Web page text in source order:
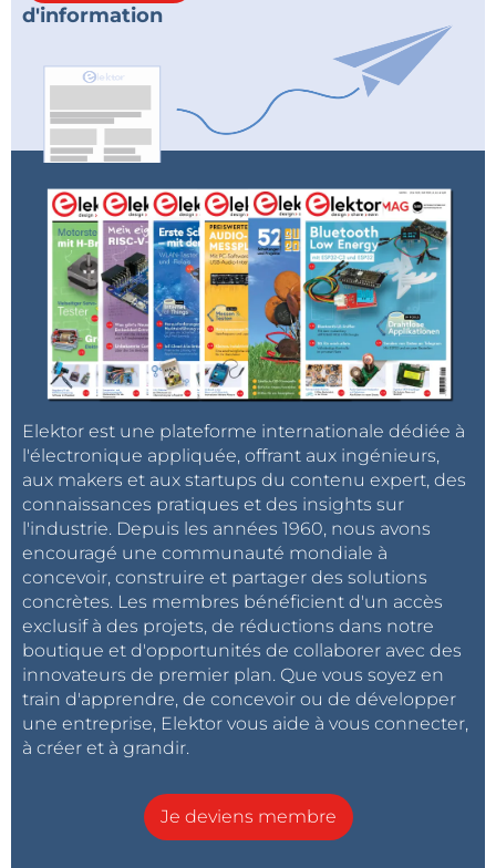
d'information
Elektor est une plateforme internationale dédiée à
l'électronique appliquée, offrant aux ingénieurs,
aux makers et aux startups du contenu expert, des
connaissances pratiques et des insights sur
l'industrie. Depuis les années 1960, nous avons
encouragé une communauté mondiale à
concevoir, construire et partager des solutions
concrètes. Les membres bénéficient d'un accès
exclusif à des projets, de réductions dans notre
boutique et d'opportunités de collaborer avec des
innovateurs de premier plan. Que vous soyez en
train d'apprendre, de concevoir ou de développer
une entreprise, Elektor vous aide à vous connecter,
à créer et à grandir.
Je deviens membre